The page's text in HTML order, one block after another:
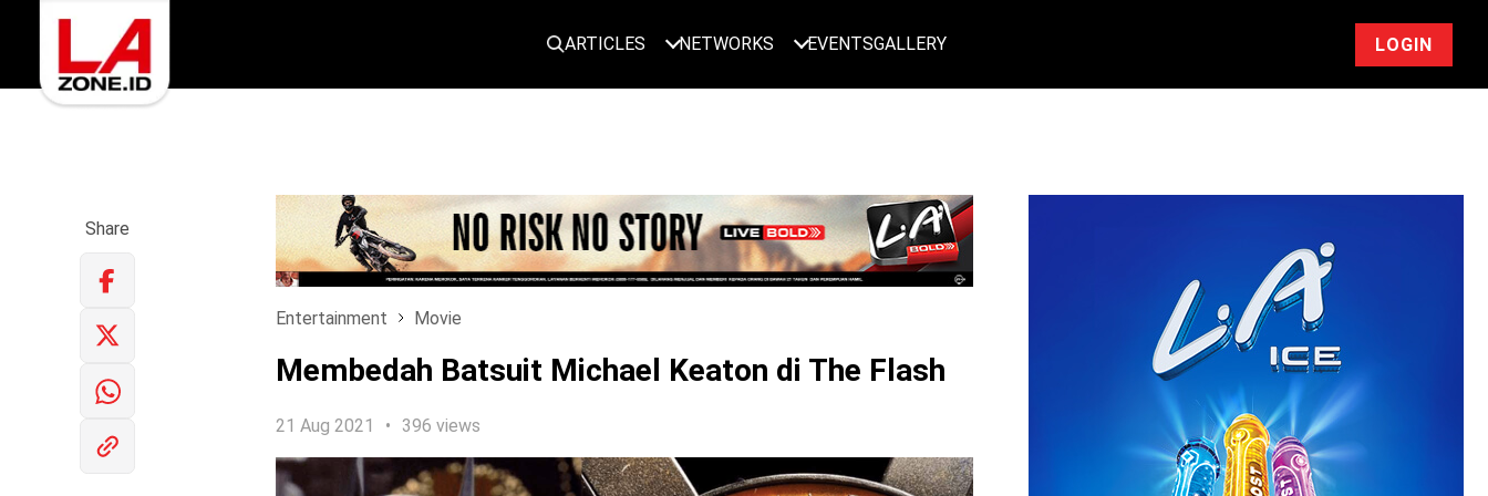
ARTICLES NETWORKS EVENTSGALLERY LOGIN
LOGIN
Share
Entertainment Movie
Membedah Batsuit Michael Keaton di The Flash
21 Aug 2021 396 views